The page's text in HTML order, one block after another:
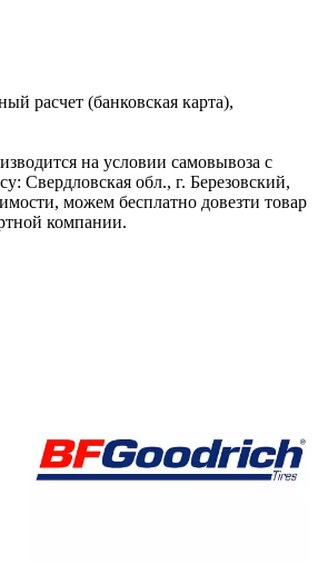
расчет (банковская карта),
на условии самовывоза с
Свердловская обл., г. Березовский,
можем бесплатно довезти товар
компании.